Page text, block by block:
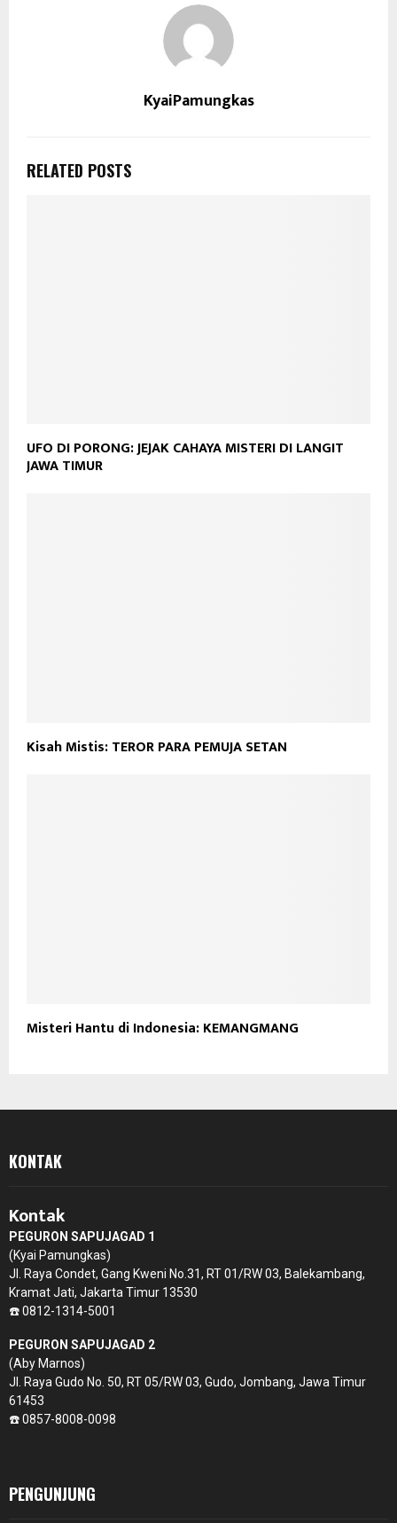
KyaiPamungkas
RELATED POSTS
UFO DI PORONG: JEJAK CAHAYA MISTERI DI LANGIT
JAWA TIMUR
Kisah Mistis: TEROR PARA PEMUJA SETAN
Misteri Hantu di Indonesia: KEMANGMANG
KONTAK
Kontak
PEGURON SAPUJAGAD 1
(Kyai Pamungkas)
Jl. Raya Condet, Gang Kweni No.31, RT 01/RW 03, Balekambang,
Kramat Jati, Jakarta Timur 13530
☎️ 0812-1314-5001
PEGURON SAPUJAGAD 2
(Aby Marnos)
Jl. Raya Gudo No. 50, RT 05/RW 03, Gudo, Jombang, Jawa Timur
61453
☎️ 0857-8008-0098
PENGUNJUNG